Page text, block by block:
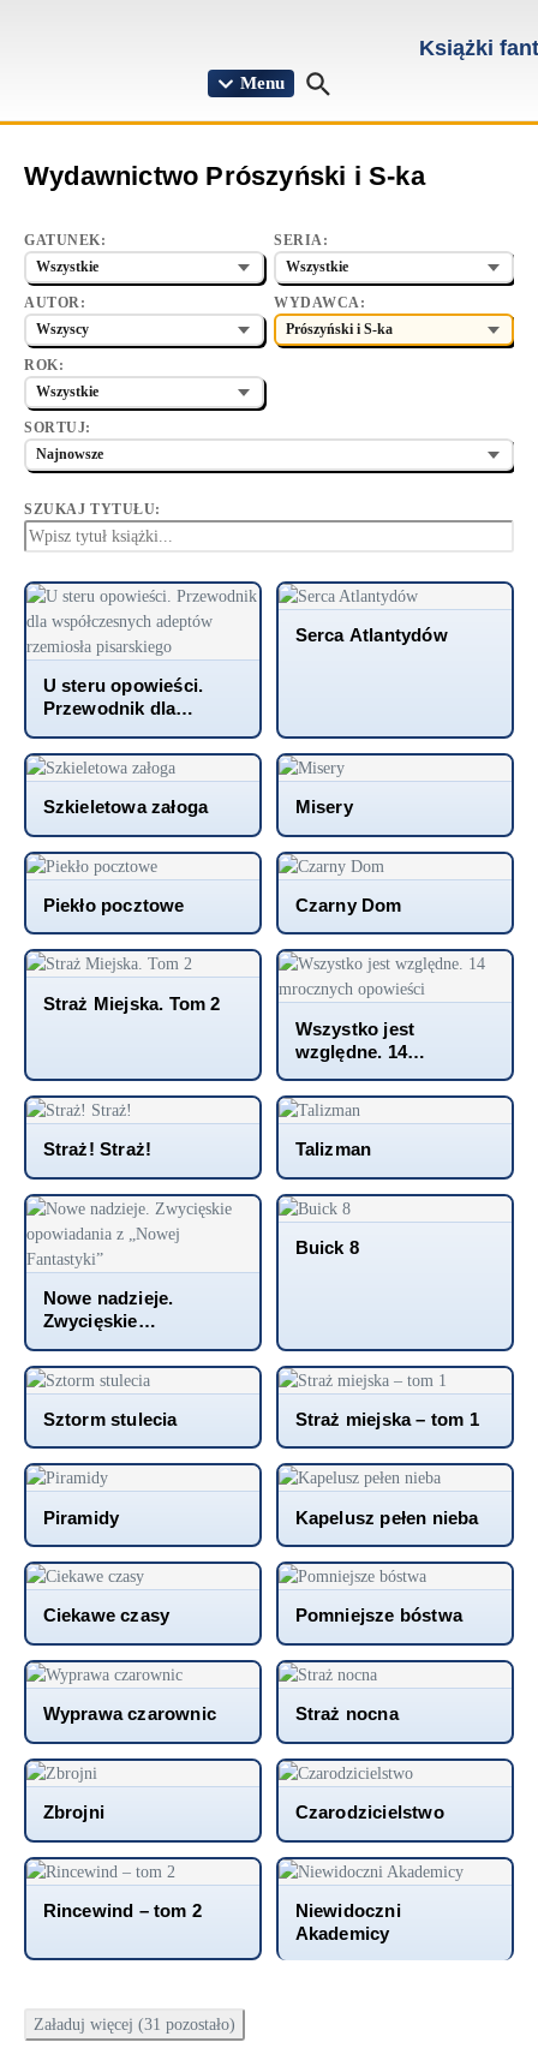
Książki
Menu
Wydawnictwo Prószyński i S-ka
SORTUJ:
GATUNEK: SERIA:
AUTOR: WYDAWCA:
ROK:
SZUKAJ TYTUŁU:
U steru opowieści.
Przewodnik dla
adeptów rzemiosła
pisarskiego
Serca Atlantydów
Szkieletowa załoga Misery
Piekło pocztowe Czarny Dom
Straż Miejska. Tom 2
Wszystko jest
względne. 14
mrocznych opowieści
Straż! Straż! Talizman
Nowe nadzieje.
Zwycięskie
Fantastyki”
Buick 8
Sztorm stulecia Straż miejska – tom 1
Piramidy Kapelusz pełen nieba
Ciekawe czasy Pomniejsze bóstwa
Wyprawa czarownic Straż nocna
Zbrojni Czarodzicielstwo
Rincewind – tom 2
Niewidoczni
Akademicy
Załaduj więcej (31 pozostało)